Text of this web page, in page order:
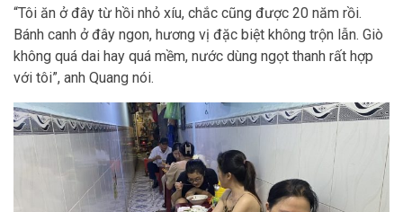
“Tôi ăn ở đây từ hồi nhỏ xíu, chắc cũng được 20 năm rồi.
Bánh canh ở đây ngon, hương vị đặc biệt không trộn lẫn. Giò
không quá dai hay quá mềm, nước dùng ngọt thanh rất hợp
với tôi”, anh Quang nói.